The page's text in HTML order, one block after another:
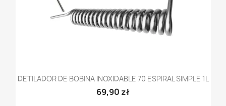
DETILADOR DE BOBINA INOXIDABLE 70 ESPIRAL SIMPLE 1L
69,90 zł